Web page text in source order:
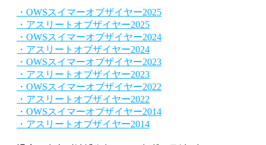
・OWSスイマーオブザイヤー2025
・アスリートオブザイヤー2025
・OWSスイマーオブザイヤー2024
・アスリートオブザイヤー2024
・OWSスイマーオブザイヤー2023
・アスリートオブザイヤー2023
・OWSスイマーオブザイヤー2022
・アスリートオブザイヤー2022
・OWSスイマーオブザイヤー2014
・アスリートオブザイヤー2014